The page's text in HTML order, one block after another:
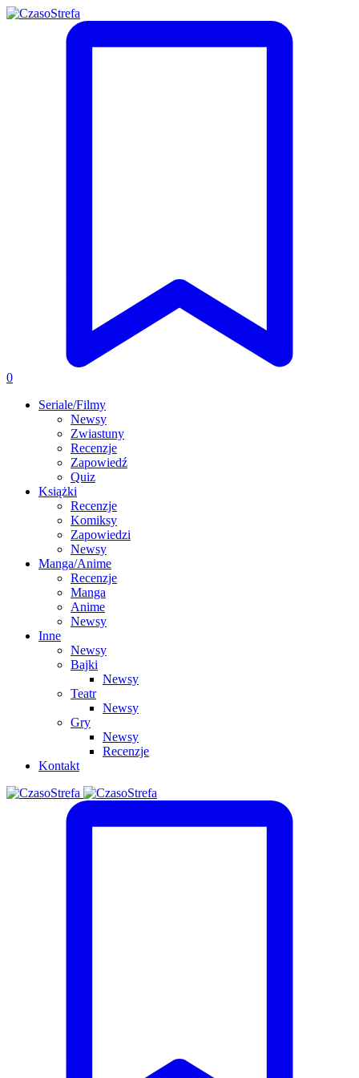
0
Seriale/Filmy
Newsy
Zwiastuny
Recenzje
Zapowiedź
Quiz
Książki
Recenzje
Komiksy
Zapowiedzi
Newsy
Manga/Anime
Recenzje
Manga
Anime
Newsy
Inne
Newsy
Bajki
Newsy
Teatr
Newsy
Gry
Newsy
Recenzje
Kontakt